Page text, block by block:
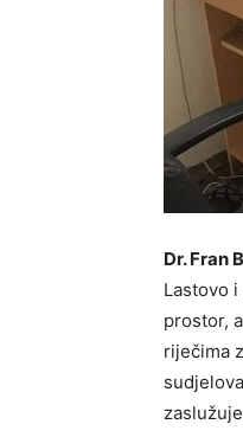
Dr. Fran
Lastovo
prostor,
riječima